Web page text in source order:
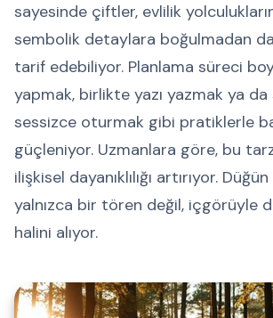
sayesinde çiftler, evlilik
sembolik detaylara boğulmadan
tarif edebiliyor. Planlama süreci
yapmak, birlikte yazı yazmak ya
sessizce oturmak gibi pratiklerle
güçleniyor. Uzmanlara göre, bu tarz
ilişkisel dayanıklılığı artırıyor.
yalnızca bir tören değil, içgörüyle
halini alıyor.